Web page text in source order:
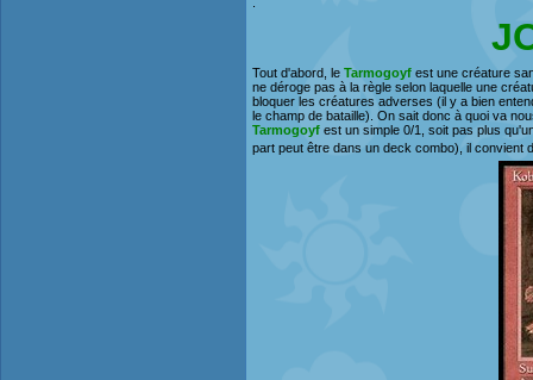
Tout d'abord, le Tarmogoyf est une créature
ne déroge pas à la règle selon laquelle une
bloquer les créatures adverses (il y a bien
le champ de bataille). On sait donc à quoi va
Tarmogoyf est un simple 0/1, soit pas plus
part peut être dans un deck combo), il convient